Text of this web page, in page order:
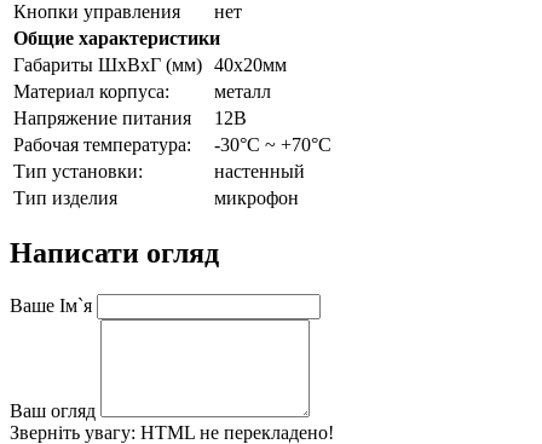
Кнопки управления
нет
Общие характеристики
Габариты ШxВxГ (мм) 40х20мм
Материал корпуса:
металл
Напряжение питания
12В
Рабочая температура:
-30°C ~ +70°C
Тип установки:
настенный
Тип изделия
микрофон
Написати огляд
Ваше Ім`я
Ваш огляд
Зверніть увагу: HTML не перекладено!